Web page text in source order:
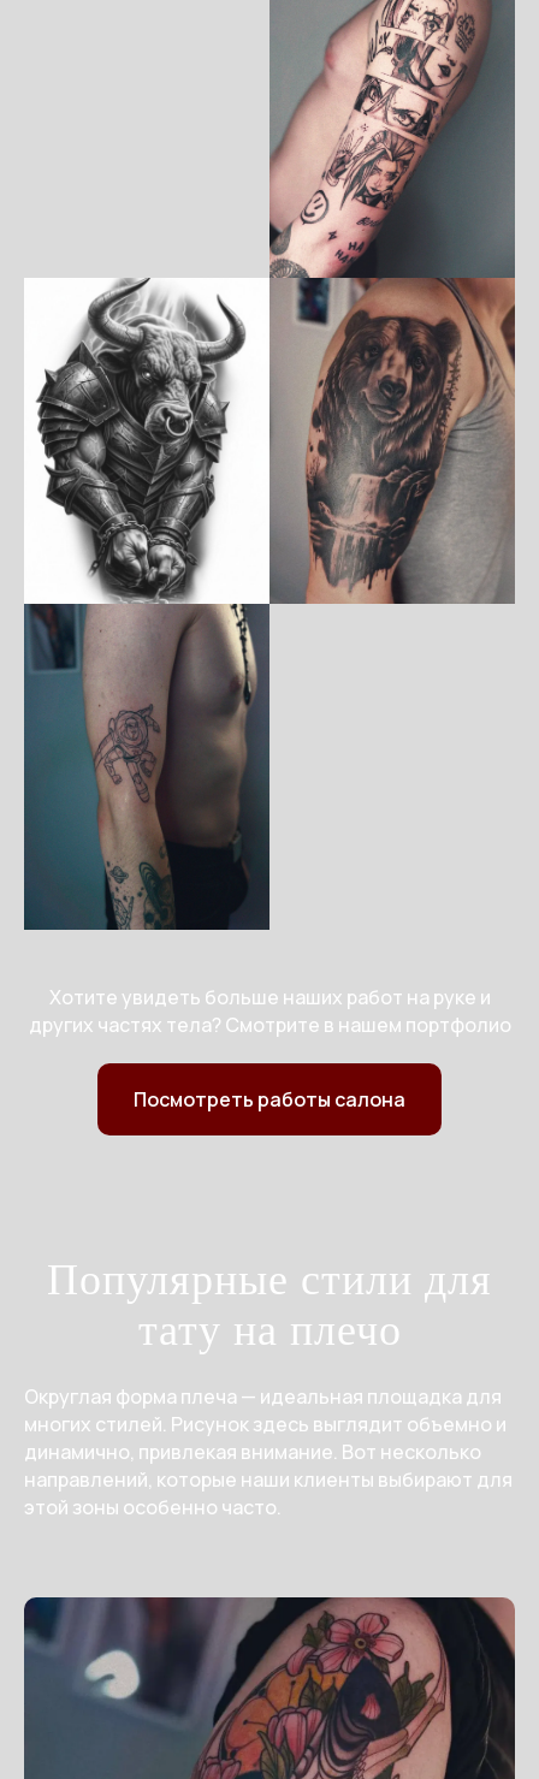
Хотите увидеть больше наших работ на руке и
других частях тела? Смотрите в нашем портфолио
Посмотреть работы салона
Популярные стили для
тату на плечо
Округлая форма плеча — идеальная площадка для
многих стилей. Рисунок здесь выглядит объемно и
динамично, привлекая внимание. Вот несколько
направлений, которые наши клиенты выбирают для
этой зоны особенно часто.